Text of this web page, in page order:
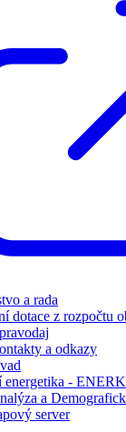
a rada
dotace z rozpočtu
a odkazy
energetika -
a
server